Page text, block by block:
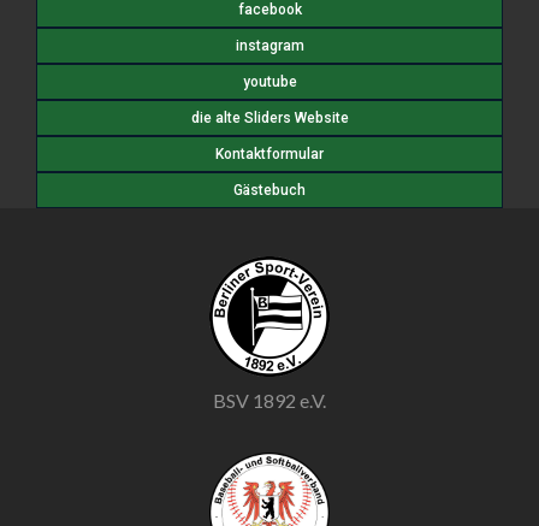
facebook
instagram
youtube
die alte Sliders Website
Kontaktformular
Gästebuch
BSV 1892 e.V.